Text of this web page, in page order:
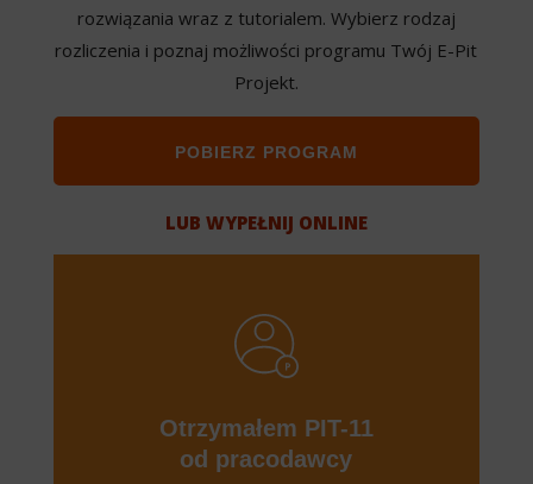
rozwiązania wraz z tutorialem. Wybierz rodzaj
rozliczenia i poznaj możliwości programu Twój E-Pit
Projekt.
POBIERZ PROGRAM
LUB WYPEŁNIJ ONLINE
Otrzymałem PIT-11
od pracodawcy